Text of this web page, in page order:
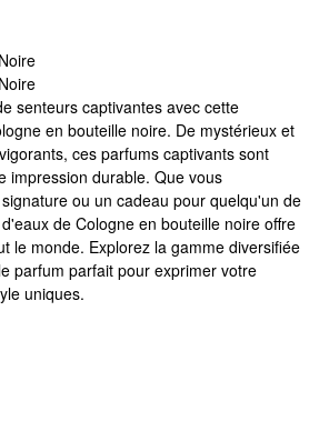
senteurs captivantes avec cette
en bouteille noire. De mystérieux et
ces parfums captivants sont
impression durable. Que vous
ou un cadeau pour quelqu'un de
de Cologne en bouteille noire offre
le monde. Explorez la gamme diversifiée
parfum parfait pour exprimer votre
uniques.